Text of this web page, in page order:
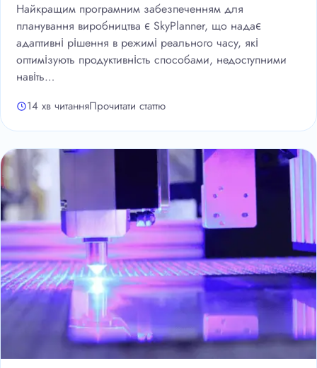
Найкращим програмним забезпеченням для
планування виробництва є SkyPlanner, що надає
адаптивні рішення в режимі реального часу, які
оптимізують продуктивність способами, недоступними
навіть…
14 хв читанняПрочитати статтю